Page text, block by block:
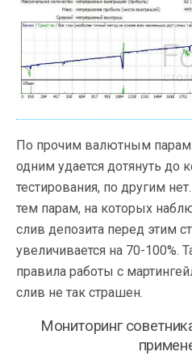
По прочим валютным парам
одним удается дотянуть до
тестирования, по другим
тем парам, на которых
слив депозита перед этим
увеличивается на 70-100%.
правила работы с
слив не так страшен.
Мониторинг